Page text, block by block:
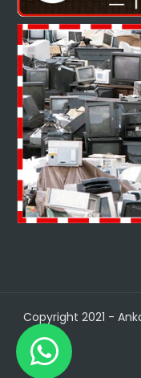
Copyright 2021 -